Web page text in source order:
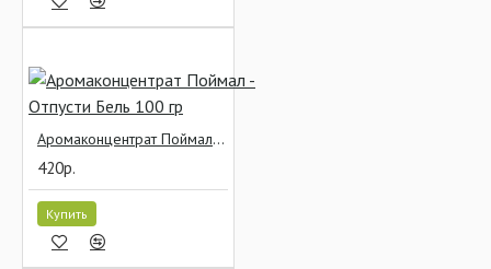
Аромаконцентрат Поймал - Отпусти Бель 100 гр
420р.
Купить